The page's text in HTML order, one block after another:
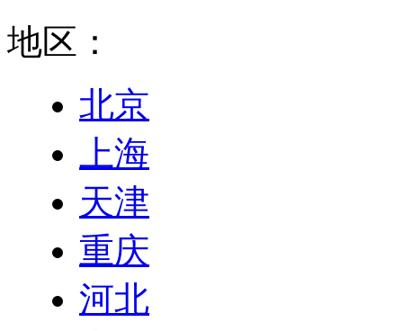
地区：
北京
上海
天津
重庆
河北